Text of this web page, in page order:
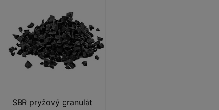
SBR pryžový granulát